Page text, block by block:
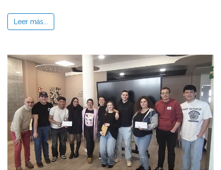
Leer más...